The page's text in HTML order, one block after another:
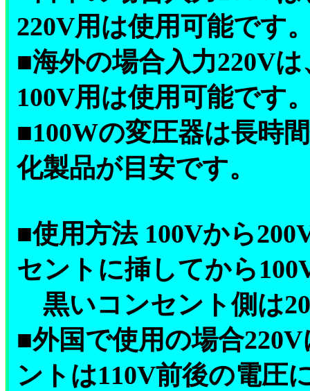
220V用は使用可能です
■海外の場合入力220V
100V用は使用可能です
■100Wの変圧器は長時
化製品が目安です。
■使用方法 100Vから
セントに挿してから
黒いコンセント側は
■外国で使用の場合
ントは110V前後の電圧